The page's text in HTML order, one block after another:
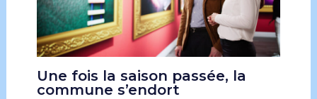
Une fois la saison passée, la
commune s’endort